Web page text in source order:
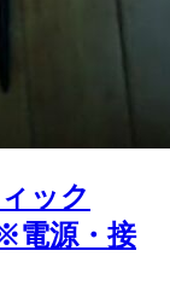
ック
源・接